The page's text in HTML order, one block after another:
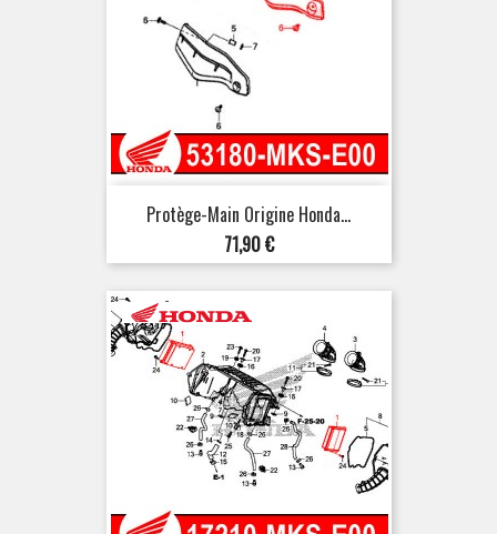
Protège-Main Origine Honda...
Prix
71,90 €